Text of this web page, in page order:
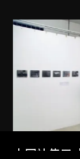
本网站使用